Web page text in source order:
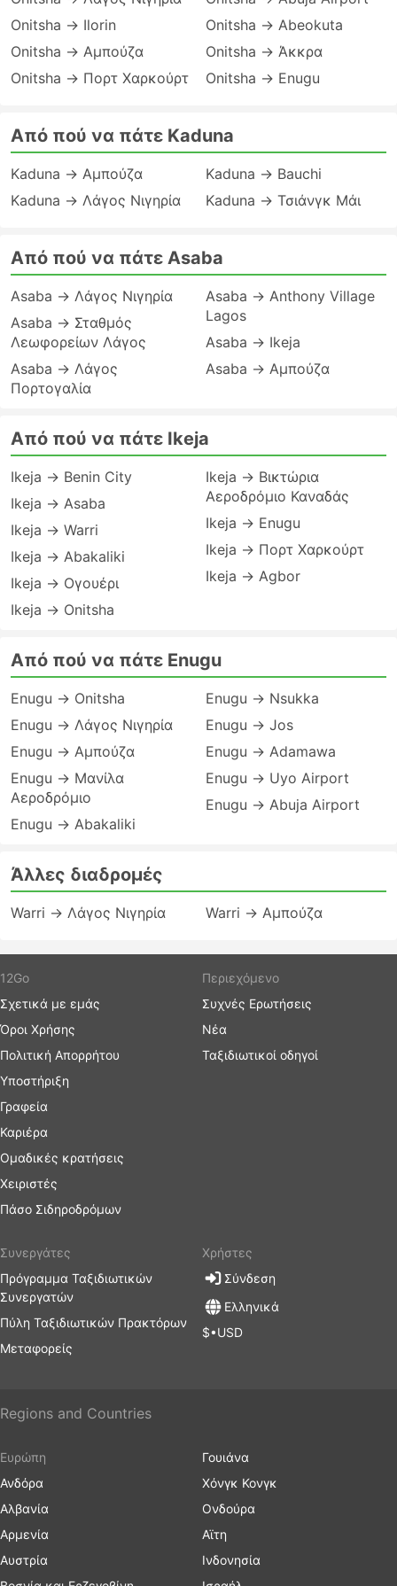
Onitsha → Ilorin
Onitsha → Αμπούζα
Onitsha → Πορτ Χαρκούρτ
Onitsha → Abeokuta
Onitsha → Άκκρα
Onitsha → Enugu
Από πού να πάτε Kaduna
Kaduna → Αμπούζα
Kaduna → Λάγος Νιγηρία
Kaduna → Bauchi
Kaduna → Τσιάνγκ Μάι
Από πού να πάτε Asaba
Asaba → Λάγος Νιγηρία
Asaba → Σταθμός
Λεωφορείων Λάγος
Asaba → Λάγος
Πορτογαλία
Asaba → Anthony Village
Lagos
Asaba → Ikeja
Asaba → Αμπούζα
Από πού να πάτε Ikeja
Ikeja → Benin City
Ikeja → Asaba
Ikeja → Warri
Ikeja → Abakaliki
Ikeja → Ογουέρι
Ikeja → Onitsha
Ikeja → Βικτώρια
Αεροδρόμιο Καναδάς
Ikeja → Enugu
Ikeja → Πορτ Χαρκούρτ
Ikeja → Agbor
Από πού να πάτε Enugu
Enugu → Onitsha
Enugu → Λάγος Νιγηρία
Enugu → Αμπούζα
Enugu → Μανίλα
Αεροδρόμιο
Enugu → Abakaliki
Enugu → Nsukka
Enugu → Jos
Enugu → Adamawa
Enugu → Uyo Airport
Enugu → Abuja Airport
Άλλες διαδρομές
Warri → Λάγος Νιγηρία Warri → Αμπούζα
12Go
Σχετικά με εμάς
Όροι Χρήσης
Πολιτική Απορρήτου
Υποστήριξη
Γραφεία
Καριέρα
Ομαδικές κρατήσεις
Χειριστές
Πάσο Σιδηροδρόμων
Περιεχόμενο
Συχνές Ερωτήσεις
Νέα
Ταξιδιωτικοί οδηγοί
Συνεργάτες
Πρόγραμμα Ταξιδιωτικών
Συνεργατών
Πύλη Ταξιδιωτικών Πρακτόρων
Μεταφορείς
Χρήστες
Σύνδεση
Ελληνικά
$•USD
Regions and Countries
Ευρώπη
Ανδόρα
Αλβανία
Αρμενία
Αυστρία
Γουιάνα
Χόνγκ Κονγκ
Ονδούρα
Αϊτη
Ινδονησία